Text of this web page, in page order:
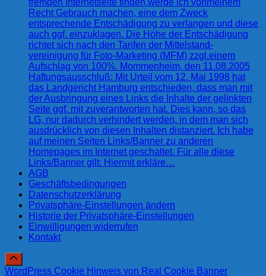
fremden Internetseite finden,werde ich vonmeinem
Recht Gebrauch machen, eine dem Zweck
entsprechende Entschädigung zu verlangen und diese
auch ggf. einzuklagen. Die Höhe der Entschädigung
richtet sich nach den Tarifen der Mittelstand-
vereinigung für Foto-Marketing (MFM) zzgl.einem
Aufschlag von 100%. Mommenheim, den 11.08.2005
Haftungsausschluß: Mit Urteil vom 12. Mai 1998 hat
das Landgericht Hamburg entschieden, dass man mit
der Ausbringung eines Links die Inhalte der gelinkten
Seite ggf. mit zuverantworten hat. Dies kann, so das
LG, nur dadurch verhindert werden, in dem man sich
ausdrücklich von diesen Inhalten distanziert. Ich habe
auf meinen Seiten Links/Banner zu anderen
Homepages im Internet geschaltet. Für alle diese
Links/Banner gilt: Hiermit erkläre…
AGB
Geschäftsbedingungen
Datenschutzerklärung
Privatsphäre-Einstellungen ändern
Historie der Privatsphäre-Einstellungen
Einwilligungen widerrufen
Kontakt
WordPress Cookie Hinweis von Real Cookie Banner